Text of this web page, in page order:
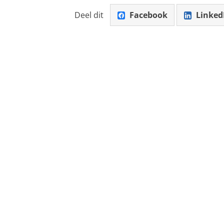
Deel dit Facebook